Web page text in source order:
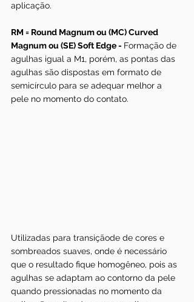
aplicação.
RM = Round Magnum ou (MC) Curved
Magnum ou (SE) Soft Edge - Formação de
agulhas igual a M1, porém, as pontas das
agulhas são dispostas em formato de
semicírculo para se adequar melhor a
pele no momento do contato.
Utilizadas para transiçãode de cores e
sombreados suaves, onde é necessário
que o resultado fique homogêneo, pois as
agulhas se adaptam ao contorno da pele
quando pressionadas no momento da